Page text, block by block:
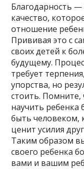
Благодарность
качество,
отношение
Прививая это с
своих детей к
будущему.
требует
упорства, но
стоить. Помните,
научить
быть человеком,
ценит усилия
Таким образом
своего ребенка
вами и вашим